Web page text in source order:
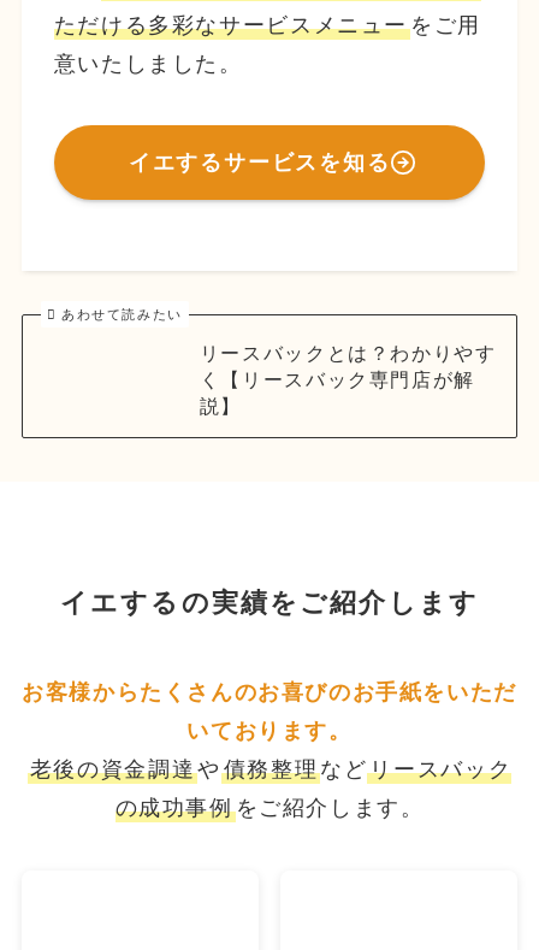
ただける多彩なサービスメニューをご用
意いたしました。
イエするサービスを知る
あわせて読みたい
リースバックとは？わかりやす
く【リースバック専門店が解
説】
イエするの実績をご紹介します
お客様からたくさんのお喜びのお手紙をいただ
いております。
老後の資金調達や 債務整理などリースバック
の成功事例をご紹介します。